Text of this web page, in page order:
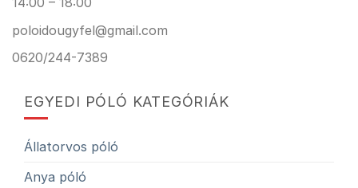
poloidougyfel@gmail.com
0620/244-7389
EGYEDI PÓLÓ KATEGÓRIÁK
Állatorvos póló
Anya póló